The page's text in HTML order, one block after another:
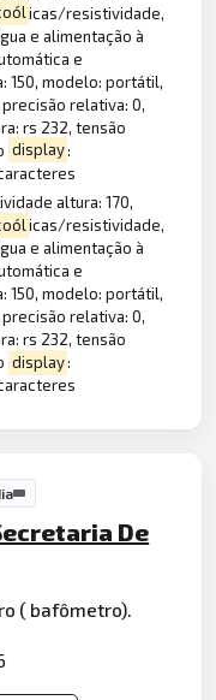
icas/resistividade,
e alimentação à
e
150, modelo: portátil,
precisão relativa: 0,
rs 232, tensão
display:
altura: 170,
icas/resistividade,
e alimentação à
e
150, modelo: portátil,
precisão relativa: 0,
rs 232, tensão
display:
De
( bafômetro).